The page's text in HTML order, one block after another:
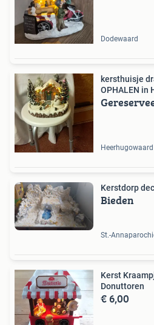
Dodewaard
kersthuisje
OPHALEN in
Heerhugowaard
Kerstdorp
Bieden
St.-
Kerst
Donuttoren
€ 6,00